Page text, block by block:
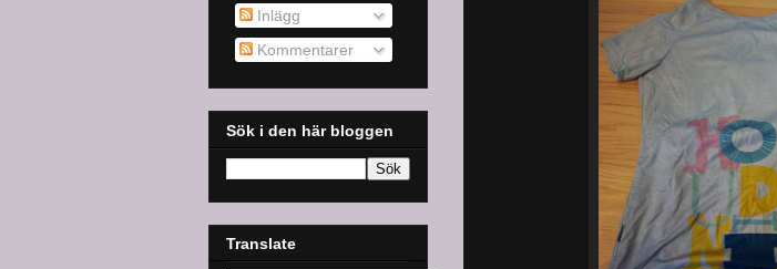
Inlägg
Kommentarer
Sök i den här bloggen
Translate